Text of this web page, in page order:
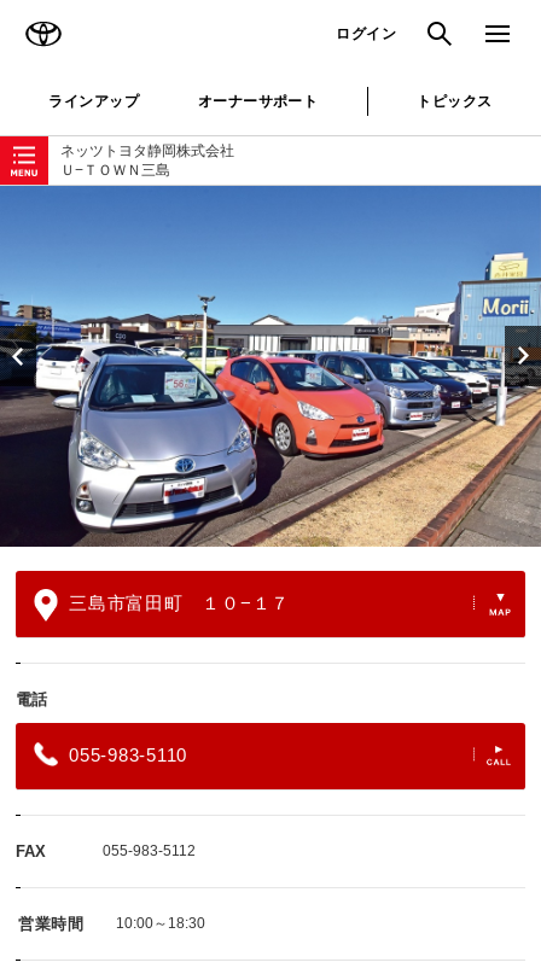
ログイン 検索 メニュ
ラインアップ オーナーサポート トピックス
ネッツトヨタ静岡株式会社
Ｕ−ＴＯＷＮ三島
ローカルナビゲーション
三島市富田町 １０−１７
電話
055-983-5110
FAX 055-983-5112
営業時間 10:00～18:30